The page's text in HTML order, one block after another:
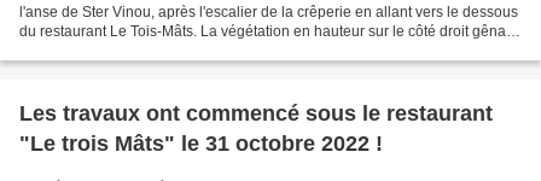
l'anse de Ster Vinou, après l'escalier de la crêperie en allant vers le dessous
du restaurant Le Tois-Mâts. La végétation en hauteur sur le côté droit gênait
Les travaux ont commencé sous le restaurant
"Le trois Mâts" le 31 octobre 2022 !